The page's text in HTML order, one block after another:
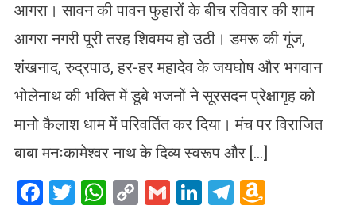
आगरा। सावन की पावन फुहारों के बीच रविवार की शाम
आगरा नगरी पूरी तरह शिवमय हो उठी। डमरू की गूंज,
शंखनाद, रुद्रपाठ, हर-हर महादेव के जयघोष और भगवान
भोलेनाथ की भक्ति में डूबे भजनों ने सूरसदन प्रेक्षागृह को
मानो कैलाश धाम में परिवर्तित कर दिया। मंच पर विराजित
बाबा मनःकामेश्वर नाथ के दिव्य स्वरूप और […]
Facebook
Twitter
WhatsApp
CopyGmailLinkedIn
Telegram